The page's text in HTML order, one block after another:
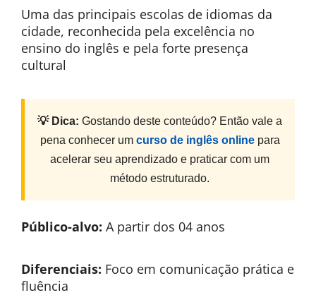
Uma das principais escolas de idiomas da
cidade, reconhecida pela excelência no
ensino do inglês e pela forte presença
cultural
💡 Dica: Gostando deste conteúdo? Então vale a
pena conhecer um curso de inglês onlinepara
acelerar seu aprendizado e praticar com um
método estruturado.
Público-alvo: A partir dos 04 anos
Diferenciais: Foco em comunicação prática e
fluência